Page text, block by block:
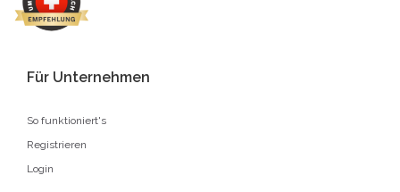
Für Unternehmen
So funktioniert's
Registrieren
Login